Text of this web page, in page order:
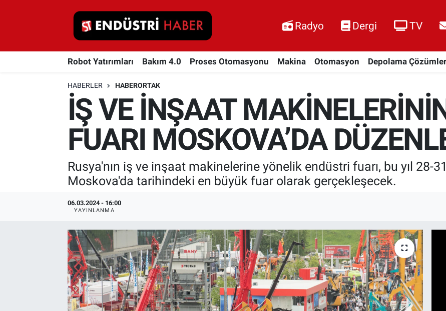
Radyo Dergi TV
Robot Yatırımları Bakım 4.0 Proses Otomasyonu Makina Otomasyon Depolama
HABERLER HABERORTAK
İŞ VE İNŞAAT
FUARI MOSKOVA’DA
Rusya'nın iş ve inşaat makinelerine yönelik endüstri fuarı, bu yıl 28-
Moskova'da tarihindeki en büyük fuar olarak gerçekleşecek.
06.03.2024 - 16:00
YAYINLANMA
Robot Yatırımları
Proses Otomasyonu
Otomasyon
Depolama Çözümleri
EndüstriST
Enerjisini Üreten Fabrikalar
Endüstri 4.0 Uygulamaları